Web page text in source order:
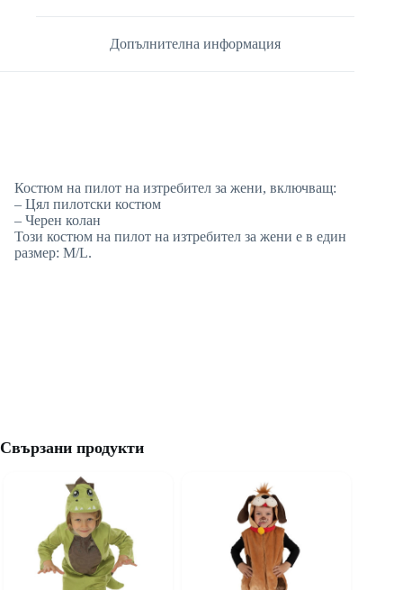
Допълнителна информация
Костюм на пилот на изтребител за жени, включващ:
– Цял пилотски костюм
– Черен колан
Този костюм на пилот на изтребител за жени е в един
размер: M/L.
Свързани продукти